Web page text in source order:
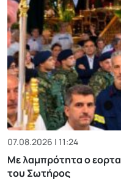
07.08.2026 | 11:24
Με λαμπρότητα ο
του Σωτήρος